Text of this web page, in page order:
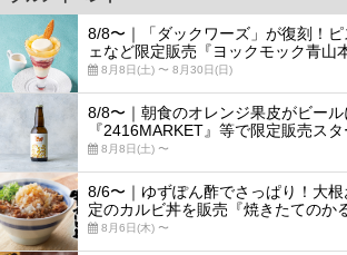
8/8〜｜「ダックワーズ」が復刻！
ェなど限定販売『ヨックモック青山
8月8日(土) 〜 8月30日(日)
8/8〜｜朝食のオレンジ果皮がビー
『2416MARKET』等で限定販売スタ
8月8日(土) 〜
8/6〜｜ゆずぽん酢でさっぱり！大
定のカルビ丼を販売『焼きたてのか
8月6日(木) 〜